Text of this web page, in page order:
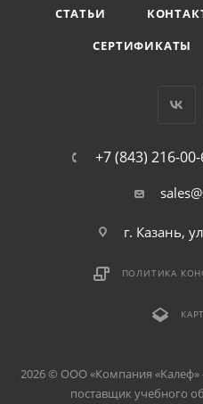
СТАТЬИ
СЕРТИФИКАТЫ
+7 (843) 216-
г. Казань,
ПОЛИТИКА
2026 © ООО «Компания
поставщик учебного